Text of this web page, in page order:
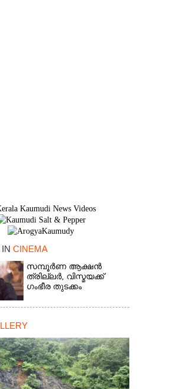
CINEMA
സമ്പൂർണ ആക്ഷൻ
ത്രില്ലർ,​ വിസ്മയക്ക്
ഗംഭീര തുടക്കം